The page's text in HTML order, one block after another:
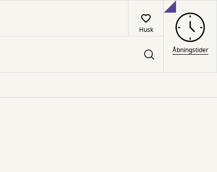
Husk
Åbningstider